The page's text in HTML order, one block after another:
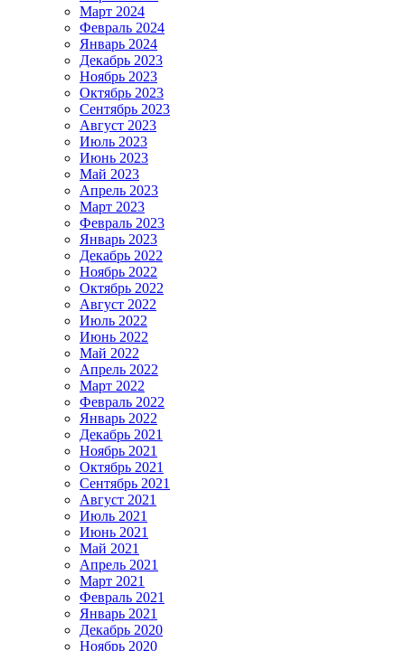
Март 2024
Февраль 2024
Январь 2024
Декабрь 2023
Ноябрь 2023
Октябрь 2023
Сентябрь 2023
Август 2023
Июль 2023
Июнь 2023
Май 2023
Апрель 2023
Март 2023
Февраль 2023
Январь 2023
Декабрь 2022
Ноябрь 2022
Октябрь 2022
Август 2022
Июль 2022
Июнь 2022
Май 2022
Апрель 2022
Март 2022
Февраль 2022
Январь 2022
Декабрь 2021
Ноябрь 2021
Октябрь 2021
Сентябрь 2021
Август 2021
Июль 2021
Июнь 2021
Май 2021
Апрель 2021
Март 2021
Февраль 2021
Январь 2021
Декабрь 2020
Ноябрь 2020